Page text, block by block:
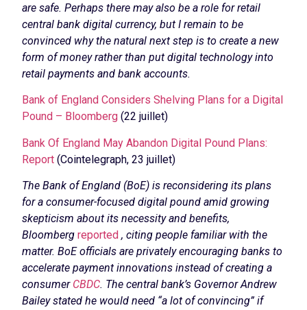
are safe. Perhaps there may also be a role for retail
central bank digital currency, but I remain to be
convinced why the natural next step is to create a new
form of money rather than put digital technology into
retail payments and bank accounts.
Bank of England Considers Shelving Plans for a Digital
Pound – Bloomberg (22 juillet)
Bank Of England May Abandon Digital Pound Plans:
Report (Cointelegraph, 23 juillet)
The Bank of England (BoE) is reconsidering its plans
for a consumer-focused digital pound amid growing
skepticism about its necessity and benefits,
Bloombergreported , citing people familiar with the
matter. BoE officials are privately encouraging banks to
accelerate payment innovations instead of creating a
consumer CBDC. The central bank’s Governor Andrew
Bailey stated he would need “a lot of convincing” if